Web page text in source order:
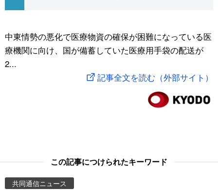
社会
文化
科学・技術
旅と暮らし
動画/Live
Books
People
暮らし
スポーツ・東京2020
中東情勢の悪化で医療物資の確保が困難になっている医
療機関に向け、国が備蓄していた医療用手袋の配送が
2...
記事全文を読む（外部サイト）
この記事につけられたキーワード
共同通信ニュース